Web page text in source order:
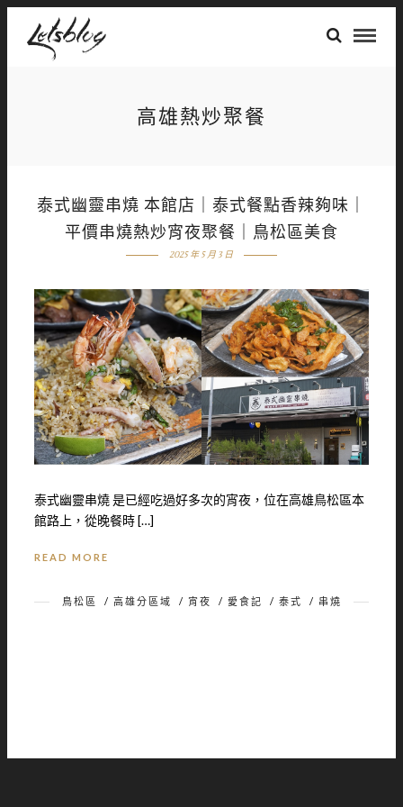
高雄熱炒聚餐
泰式幽靈串燒 本館店｜泰式餐點香辣夠味｜
平價串燒熱炒宵夜聚餐｜鳥松區美食
2025 年 5 月 3 日
泰式幽靈串燒 是已經吃過好多次的宵夜，位在高雄鳥松區本
館路上，從晚餐時 […]
READ MORE
鳥松區 / 高雄分區域 / 宵夜 / 愛食記 / 泰式 / 串燒